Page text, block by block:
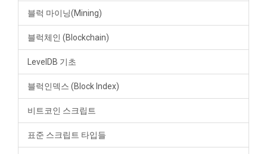
블럭 마이닝(Mining)
블럭체인 (Blockchain)
LevelDB 기초
블럭인덱스 (Block Index)
비트코인 스크립트
표준 스크립트 타입들